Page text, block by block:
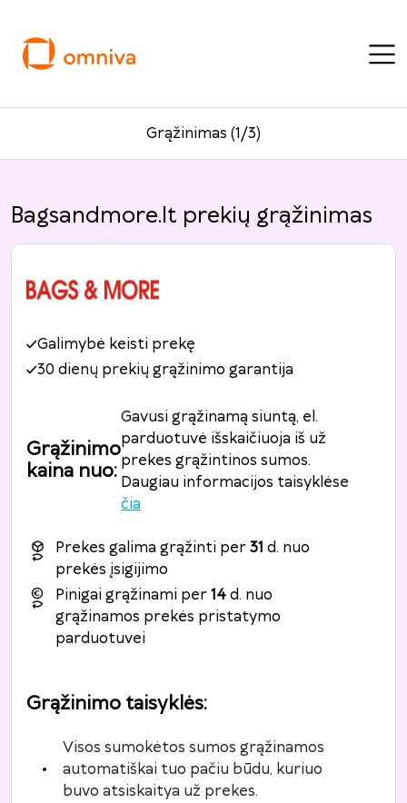
Grąžinimas (1/3)
Bagsandmore.lt prekių grąžinimas
Galimybė keisti prekę
30 dienų prekių grąžinimo garantija
Grąžinimo
kaina nuo:
Gavusi grąžinamą siuntą, el.
parduotuvė išskaičiuoja iš už
prekes grąžintinos sumos.
Daugiau informacijos taisyklėse
čia
Prekes galima grąžinti per31 d. nuo
prekės įsigijimo
Pinigai grąžinami per14d. nuo
grąžinamos prekės pristatymo
parduotuvei
Grąžinimo taisyklės:
Visos sumokėtos sumos grąžinamos
automatiškai tuo pačiu būdu, kuriuo
buvo atsiskaitya už prekes.